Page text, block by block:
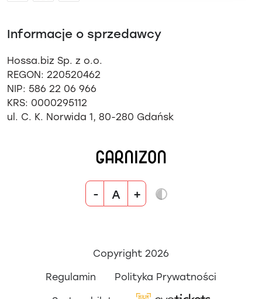
- A +
Informacje o sprzedawcy
Hossa.biz Sp. z o.o.
REGON: 220520462
NIP: 586 22 06 966
KRS: 0000295112
ul. C. K. Norwida 1, 80-280 Gdańsk
Copyright 2026
Regulamin
Polityka Prywatności